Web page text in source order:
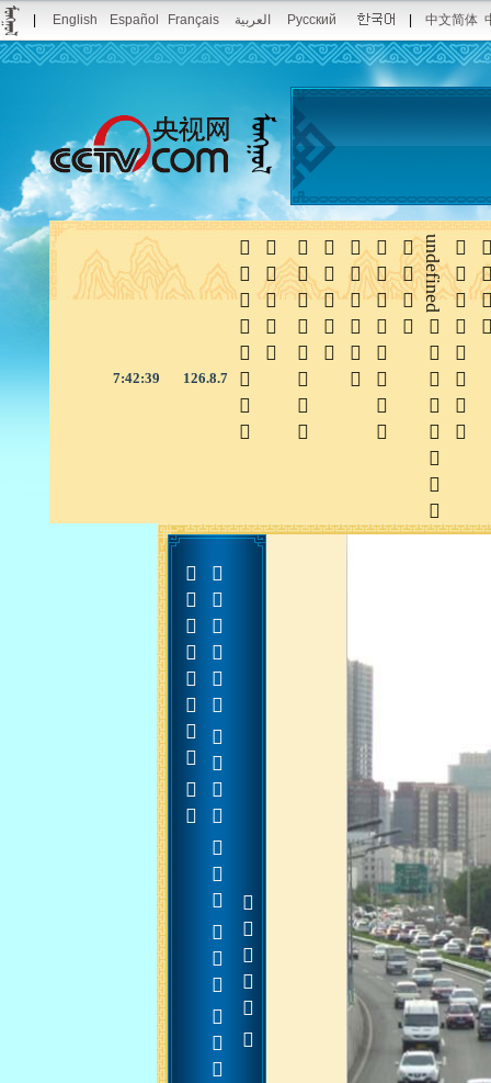
English Español Français العربية Pусский 中文简体
7:42:40 126.8.7

 
undefined


































